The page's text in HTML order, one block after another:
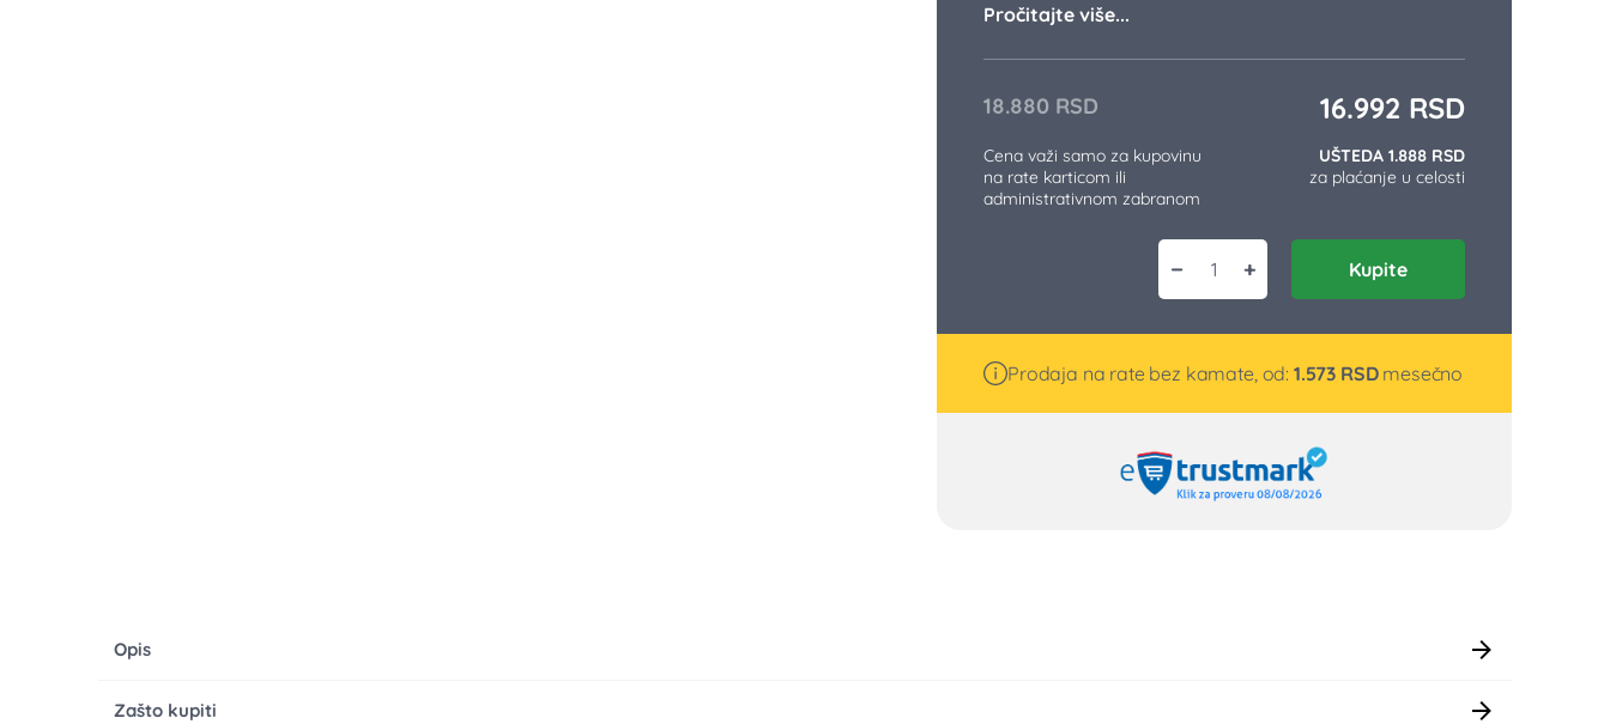
18.880 RSD
Cena važi samo za kupovinu
na rate karticom ili
administrativnom zabranom
16.992 RSD
UŠTEDA 1.888 RSD
za plaćanje u celosti
Pročitajte više...
−Parna stanica LM1350 količina
+ Kupite
Prodaja na rate bez kamate, od: 1.573 RSDmesečno
Opis
Zašto kupiti